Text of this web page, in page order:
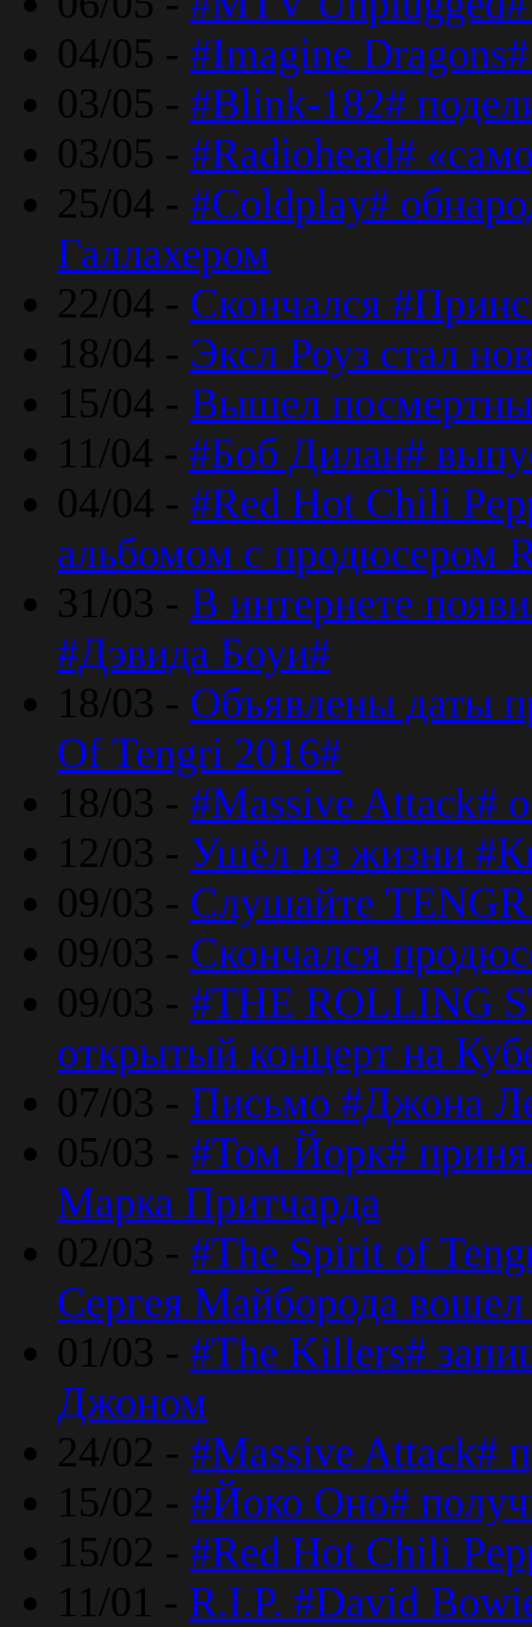
04/05 - #Imagine
03/05 - #Blink-182#
03/05 - #Radiohead#
25/04 - #Coldplay#
Галлахером
22/04 - Скончался
18/04 - Эксл Роуз стал
15/04 - Вышел
11/04 - #Боб Дилан#
04/04 - #Red Hot Chili
альбомом с продюсером
31/03 - В интернете
#Дэвида Боуи#
18/03 - Объявлены даты
Of Tengri 2016#
18/03 - #Massive Attack#
12/03 - Ушёл из жизни
09/03 - Слушайте
09/03 - Скончался
09/03 - #THE ROLLING
открытый концерт на
07/03 - Письмо #Джона
05/03 - #Том Йорк#
Марка Притчарда
02/03 - #The Spirit of
Сергея Майборода
01/03 - #The Killers#
Джоном
24/02 - #Massive Attack#
15/02 - #Йоко Оно#
15/02 - #Red Hot Chili
11/01 - R.I.P. #David